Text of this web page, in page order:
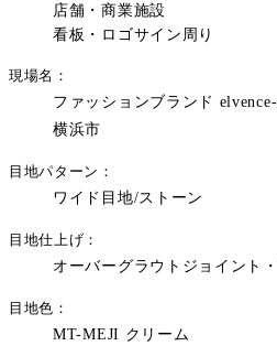
店舗・商業施設
看板・ロゴサイン周り
現場名
ファッションブランド
横浜市
目地パターン
ワイド目地/ストーン
目地仕上げ
オーバーグラウトジョイント
目地色
MT-MEJI クリーム